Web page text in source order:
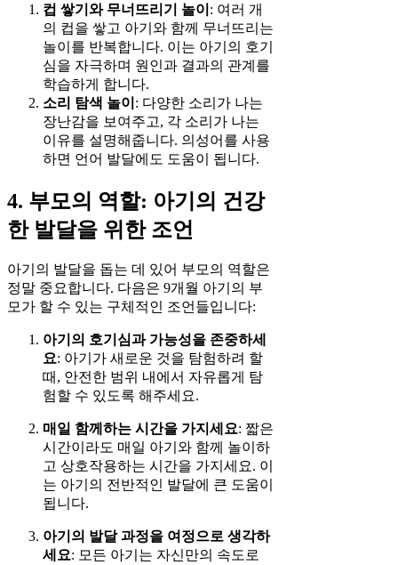
컵 쌓기와 무너뜨리기 놀이 : 여러 개
의 컵을 쌓고 아기와 함께 무너뜨리는
놀이를 반복합니다. 이는 아기의 호기
심을 자극하며 원인과 결과의 관계를
학습하게 합니다.
소리 탐색 놀이 : 다양한 소리가 나는
장난감을 보여주고, 각 소리가 나는
이유를 설명해줍니다. 의성어를 사용
하면 언어 발달에도 도움이 됩니다.
4. 부모의 역할: 아기의 건강
한 발달을 위한 조언
아기의 발달을 돕는 데 있어 부모의 역할은
정말 중요합니다. 다음은 9개월 아기의 부
모가 할 수 있는 구체적인 조언들입니다:
아기의 호기심과 가능성을 존중하세
요: 아기가 새로운 것을 탐험하려 할
때, 안전한 범위 내에서 자유롭게 탐
험할 수 있도록 해주세요.
매일 함께하는 시간을 가지세요: 짧은
시간이라도 매일 아기와 함께 놀이하
고 상호작용하는 시간을 가지세요. 이
는 아기의 전반적인 발달에 큰 도움이
됩니다.
아기의 발달 과정을 여정으로 생각하
세요: 모든 아기는 자신만의 속도로